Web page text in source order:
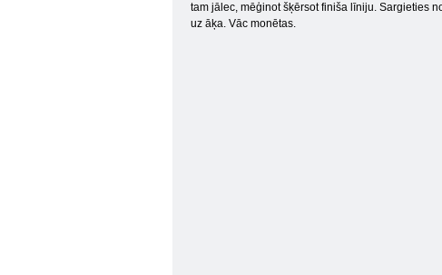
Key & Shield
tam jālec, mēģinot šķērsot finiša līniju. Sargieties
uz āķa. Vāc monētas.